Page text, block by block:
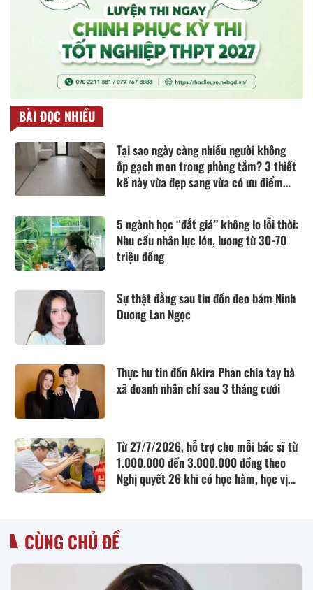
BÀI ĐỌC NHIỀU
Tại sao ngày càng nhiều người không
ốp gạch men trong phòng tắm? 3 thiết
kế này vừa đẹp sang vừa có ưu điểm
5 ngành học “đắt giá” không lo lỗi thời:
Nhu cầu nhân lực lớn, lương từ 30-70
triệu đồng
Sự thật đằng sau tin đồn đeo bám Ninh
Dương Lan Ngọc
Thực hư tin đồn Akira Phan chia tay bà
xã doanh nhân chỉ sau 3 tháng cưới
Từ 27/7/2026, hỗ trợ cho mỗi bác sĩ từ
1.000.000 đến 3.000.000 đồng theo
Nghị quyết 26 khi có học hàm, học vị
CÙNG CHỦ ĐỀ